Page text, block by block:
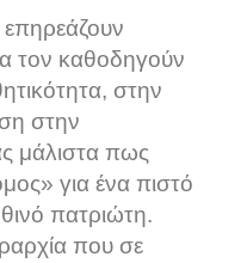
επηρεάζουν
τον καθοδηγούν
στην
στην
μάλιστα πως
για ένα πιστό
πατριώτη.
που σε